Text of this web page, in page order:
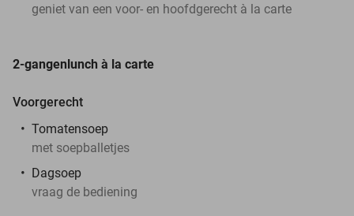
geniet van een voor- en hoofdgerecht à la carte
2-gangenlunch à la carte
Voorgerecht
Tomatensoep
met soepballetjes
Dagsoep
vraag de bediening